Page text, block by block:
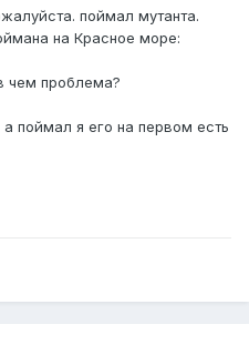
поймал мутанта.
на Красное море:
чем проблема?
а поймал я его на первом есть